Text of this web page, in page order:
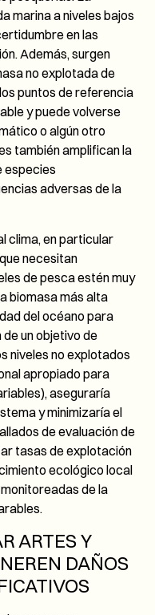
marina a niveles bajos
en las
Además, surgen
no explotada de
puntos de referencia
y puede volverse
o algún otro
también amplifican la
especies
adversas de la
clima, en particular
necesitan
de pesca estén muy
biomasa más alta
del océano para
un objetivo de
niveles no explotados
apropiado para
aseguraría
y minimizaría el
de evaluación de
tasas de explotación
ecológico local
de la
ARTES Y
DAÑOS